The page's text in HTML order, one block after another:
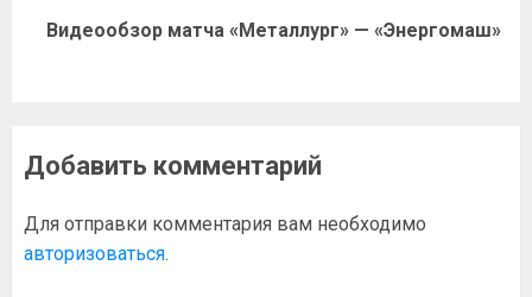
Видеообзор матча «Металлург» — «Энергомаш»
Добавить комментарий
Для отправки комментария вам необходимо
авторизоваться.